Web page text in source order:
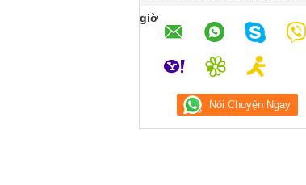
giờ